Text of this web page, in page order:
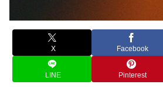
X Facebook
LINE Pinterest